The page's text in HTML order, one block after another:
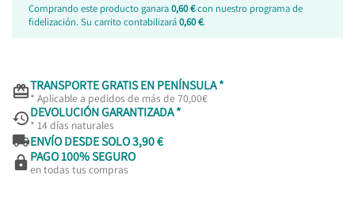
Comprando este producto ganara0,60 €con nuestro programa de
fidelización. Su carrito contabilizará0,60 €.
TRANSPORTE GRATIS EN PENÍNSULA *
* Aplicable a pedidos de más de 70,00€
DEVOLUCIÓN GARANTIZADA *
* 14 días naturales
ENVÍO DESDE SOLO 3,90 €
 PAGO 100% SEGURO
en todas tus compras